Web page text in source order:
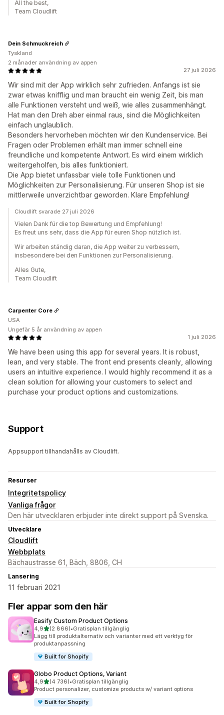
All the best,
Team Cloudlift
27 juli 2026
Wir sind mit der App wirklich sehr zufrieden. Anfangs ist sie
zwar etwas knifflig und man braucht ein wenig Zeit, bis man
alle Funktionen versteht und weiß, wie alles zusammenhängt.
Hat man den Dreh aber einmal raus, sind die Möglichkeiten
einfach unglaublich.
Besonders hervorheben möchten wir den Kundenservice. Bei
Fragen oder Problemen erhält man immer schnell eine
freundliche und kompetente Antwort. Es wird einem wirklich
weitergeholfen, bis alles funktioniert.
Die App bietet unfassbar viele tolle Funktionen und
Möglichkeiten zur Personalisierung. Für unseren Shop ist sie
mittlerweile unverzichtbar geworden. Klare Empfehlung!
Dein Schmuckreich
Tyskland
2 månader användning av appen
Cloudlift svarade 27 juli 2026
Vielen Dank für die top Bewertung und Empfehlung!
Es freut uns sehr, dass die App für euren Shop nützlich ist.
Wir arbeiten ständig daran, die App weiter zu verbessern,
insbesondere bei den Funktionen zur Personalisierung.
Alles Gute,
Team Cloudlift
1 juli 2026
We have been using this app for several years. It is robust,
lean, and very stable. The front end presents cleanly, allowing
users an intuitive experience. I would highly recommend it as a
clean solution for allowing your customers to select and
purchase your product options and customizations.
Carpenter Core
USA
Ungefär 5 år användning av appen
Support
Appsupport tillhandahålls av Cloudlift.
Resurser
Integritetspolicy
Vanliga frågor
Den här utvecklaren erbjuder inte direkt support på Svenska.
Utvecklare
Cloudlift
Webbplats
Bächaustrasse 61, Bäch, 8806, CH
Lansering
11 februari 2021
Fler appar som den här
Easify Custom Product Options
4,9av 5 stjärnor
(2 866)
2866 recensioner totalt
•Gratisplan tillgänglig
Lägg till produktalternativ och varianter med ett verktyg för
produktanpassning
Built for Shopify
Globo Product Options, Variant
4,9av 5 stjärnor
(4 736)
4736 recensioner totalt
•Gratisplan tillgänglig
Product personalizer, customize products w/ variant options
Built for Shopify